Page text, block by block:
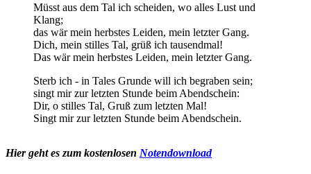
Müsst aus dem Tal ich scheiden, wo alles Lust und
Klang;
das wär mein herbstes Leiden, mein letzter Gang.
Dich, mein stilles Tal, grüß ich tausendmal!
Das wär mein herbstes Leiden, mein letzter Gang.
Sterb ich - in Tales Grunde will ich begraben sein;
singt mir zur letzten Stunde beim Abendschein:
Dir, o stilles Tal, Gruß zum letzten Mal!
Singt mir zur letzten Stunde beim Abendschein.
Hier geht es zum kostenlosen Notendownload